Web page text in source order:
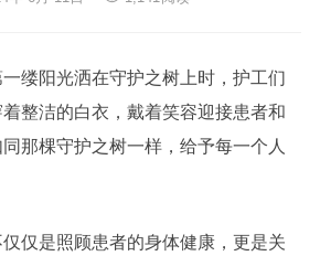
阳光洒在守护之树上时，护工们
整洁的白衣，戴着笑容迎接患者和
那棵守护之树一样，给予每一个人
是照顾患者的身体健康，更是关